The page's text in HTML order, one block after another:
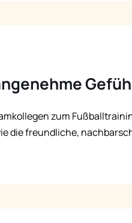
zum
die freundliche,